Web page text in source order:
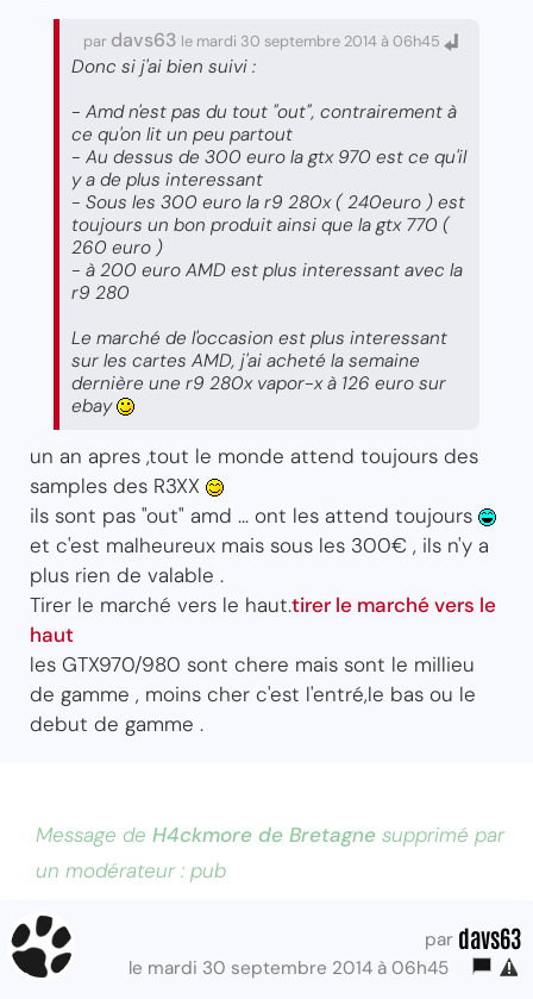
par davs63 le mardi 30 septembre 2014 à 06h45
Donc si j'ai bien suivi :
- Amd n'est pas du tout "out", contrairement à
ce qu'on lit un peu partout
- Au dessus de 300 euro la gtx 970 est ce qu'il
y a de plus interessant
- Sous les 300 euro la r9 280x ( 240euro ) est
toujours un bon produit ainsi que la gtx 770 (
260 euro )
- à 200 euro AMD est plus interessant avec la
r9 280
Le marché de l'occasion est plus interessant
sur les cartes AMD, j'ai acheté la semaine
dernière une r9 280x vapor-x à 126 euro sur
ebay
un an apres ,tout le monde attend toujours des
samples des R3XX
ils sont pas "out" amd ... ont les attend toujours
et c'est malheureux mais sous les 300€ , ils n'y a
plus rien de valable .
Tirer le marché vers le haut.tirer le marché vers le
haut
les GTX970/980 sont chere mais sont le millieu
de gamme , moins cher c'est l'entré,le bas ou le
debut de gamme .
Message de H4ckmore de Bretagne supprimé par
un modérateur : pub
par davs63
le mardi 30 septembre 2014 à 06h45